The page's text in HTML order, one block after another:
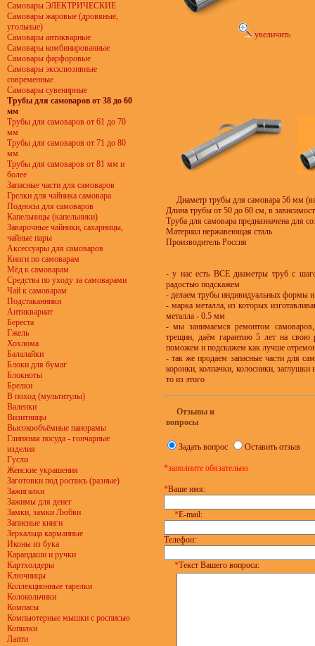
Самовары ЭЛЕКТРИЧЕСКИЕ
Самовары жаровые (дровяные,
угольные)
Самовары антикварные
Самовары комбинированные
Самовары фарфоровые
Самовары эксклюзивные
современные
Самовары сувенирные
Трубы для самоваров от 38 до 60
мм
Трубы для самоваров от 61 до 70
мм
Трубы для самоваров от 71 до 80
мм
Трубы для самоваров от 81 мм и
более
Запасные части для самоваров
Грелки для чайника самовара
Подносы для самоваров
Капельницы (капельники)
Заварочные чайники, сахарницы,
чайные пары
Аксессуары для самоваров
Книги по самоварам
Мёд к самоварам
Средства по уходу за самоварами
Чай к самоварам
Подстаканники
Антиквариат
Береста
Гжель
Хохлома
Балалайки
Блоки для бумаг
Блокноты
Брелки
В поход (мультитулы)
Валенки
Визитницы
Высокообъёмные панорамы
Глиняная посуда - гончарные
изделия
Гусли
Женские украшения
Заготовки под роспись (разные)
Зажигалки
Зажимы для денег
Замки, замки Любви
Записные книги
Зеркальца карманные
Иконы из бука
Карандаши и ручки
Картхолдеры
Ключницы
Коллекционные тарелки
Колокольчики
Компасы
Компьютерные мышки с росписью
Копилки
Лапти
увеличить
Диаметр трубы для самовара 56 мм
Длина трубы от 50 до 60 см, в
Труба для самовара предназначена для
Материал нержавеющая сталь
Производитель Россия
- у нас есть ВСЕ диаметры труб с
радостью подскажем
- делаем трубы индивидуальных формы и
- марка металла, из которых
металла - 0.5 мм
- мы занимаемся ремонтом
трещин, даём гарантию 5 лет на свою
поможем и подскажем как лучше
- так же продаем запасные части для
коронки, колпачки, колосники, заглушки
то из этого
Отзывы и
вопросы
Задать вопрос Оставить отзыв
*заполните обязательно
*Ваше имя:
*E-mail:
Телефон:
*Текст Вашего вопроса: